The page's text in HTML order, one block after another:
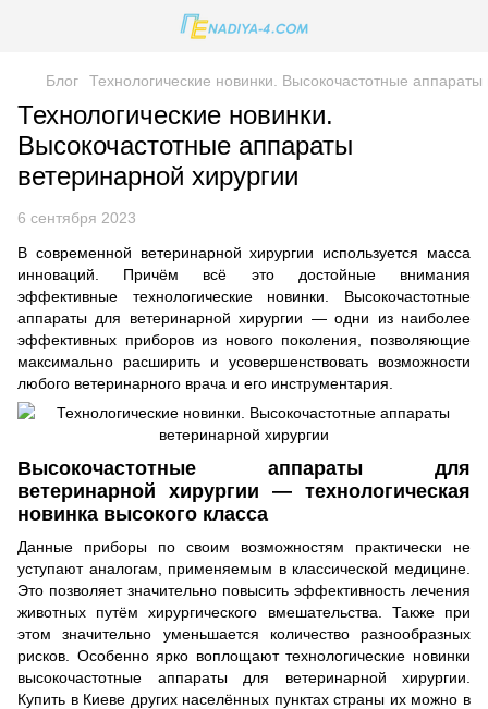
Блог Технологические новинки. Высокочастотные
Технологические новинки.
Высокочастотные аппараты
ветеринарной хирургии
6 сентября 2023
В современной ветеринарной хирургии используется масса
инноваций. Причём всё это достойные внимания
эффективные технологические новинки. Высокочастотные
аппараты для ветеринарной хирургии — одни из наиболее
эффективных приборов из нового поколения, позволяющие
максимально расширить и усовершенствовать возможности
любого ветеринарного врача и его инструментария.
Высокочастотные аппараты для
ветеринарной хирургии — технологическая
новинка высокого класса
Данные приборы по своим возможностям практически не
уступают аналогам, применяемым в классической медицине.
Это позволяет значительно повысить эффективность лечения
животных путём хирургического вмешательства. Также при
этом значительно уменьшается количество разнообразных
рисков. Особенно ярко воплощают технологические новинки
высокочастотные аппараты для ветеринарной хирургии.
Купить в Киеве других населённых пунктах страны их можно в